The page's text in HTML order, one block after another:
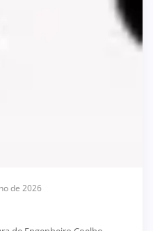
de 2026